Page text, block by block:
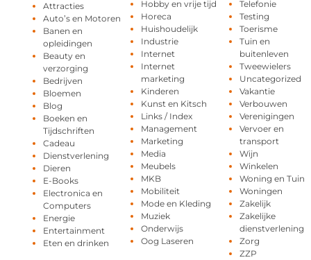
Attracties
Auto’s en Motoren
Banen en
opleidingen
Beauty en
verzorging
Bedrijven
Bloemen
Blog
Boeken en
Tijdschriften
Cadeau
Dienstverlening
Dieren
E-Books
Electronica en
Computers
Energie
Entertainment
Eten en drinken
Hobby en vrije tijd
Horeca
Huishoudelijk
Industrie
Internet
Internet
marketing
Kinderen
Kunst en Kitsch
Links / Index
Management
Marketing
Media
Meubels
MKB
Mobiliteit
Mode en Kleding
Muziek
Onderwijs
Oog Laseren
Telefonie
Testing
Toerisme
Tuin en
buitenleven
Tweewielers
Uncategorized
Vakantie
Verbouwen
Verenigingen
Vervoer en
transport
Wijn
Winkelen
Woning en Tuin
Woningen
Zakelijk
Zakelijke
dienstverlening
Zorg
ZZP